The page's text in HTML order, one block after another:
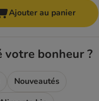
Ajouter au panier
votre bonheur ?
Nouveautés